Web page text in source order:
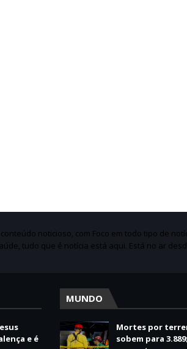
conteúdo noticioso, com Foco em todo tipo de
tudo que é notícia está aqui. Está no ar
e é
MUNDO
Mortes por
sobem para